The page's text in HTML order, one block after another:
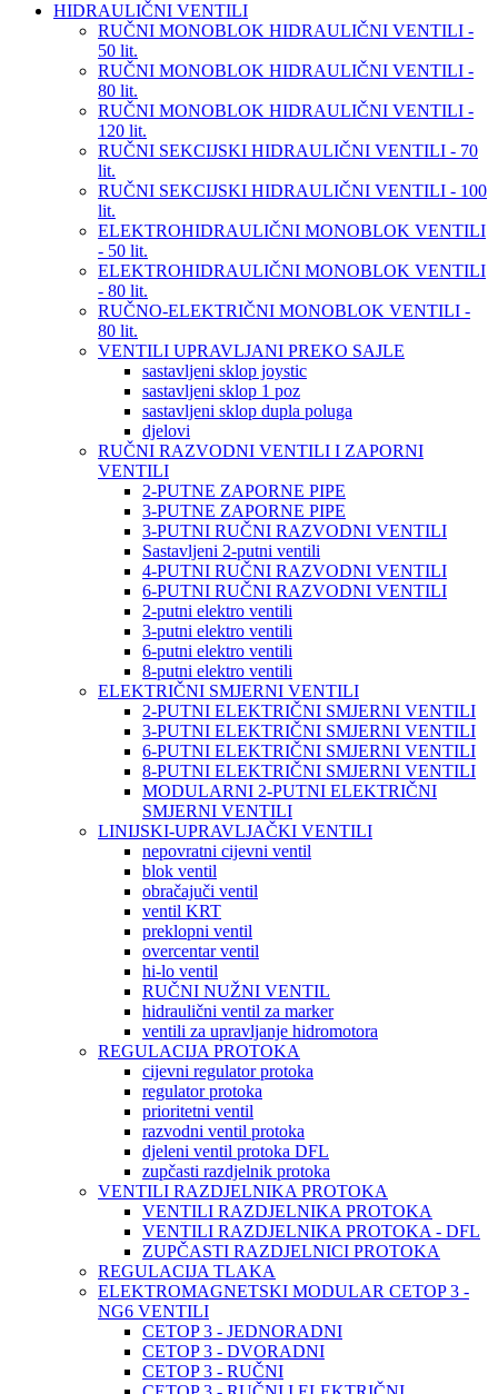
HIDRAULIČNI VENTILI
RUČNI MONOBLOK HIDRAULIČNI VENTILI -
50 lit.
RUČNI MONOBLOK HIDRAULIČNI VENTILI -
80 lit.
RUČNI MONOBLOK HIDRAULIČNI VENTILI -
120 lit.
RUČNI SEKCIJSKI HIDRAULIČNI VENTILI - 70
lit.
RUČNI SEKCIJSKI HIDRAULIČNI VENTILI - 100
lit.
ELEKTROHIDRAULIČNI MONOBLOK VENTILI
- 50 lit.
ELEKTROHIDRAULIČNI MONOBLOK VENTILI
- 80 lit.
RUČNO-ELEKTRIČNI MONOBLOK VENTILI -
80 lit.
VENTILI UPRAVLJANI PREKO SAJLE
sastavljeni sklop joystic
sastavljeni sklop 1 poz
sastavljeni sklop dupla poluga
djelovi
RUČNI RAZVODNI VENTILI I ZAPORNI
VENTILI
2-PUTNE ZAPORNE PIPE
3-PUTNE ZAPORNE PIPE
3-PUTNI RUČNI RAZVODNI VENTILI
Sastavljeni 2-putni ventili
4-PUTNI RUČNI RAZVODNI VENTILI
6-PUTNI RUČNI RAZVODNI VENTILI
2-putni elektro ventili
3-putni elektro ventili
6-putni elektro ventili
8-putni elektro ventili
ELEKTRIČNI SMJERNI VENTILI
2-PUTNI ELEKTRIČNI SMJERNI VENTILI
3-PUTNI ELEKTRIČNI SMJERNI VENTILI
6-PUTNI ELEKTRIČNI SMJERNI VENTILI
8-PUTNI ELEKTRIČNI SMJERNI VENTILI
MODULARNI 2-PUTNI ELEKTRIČNI
SMJERNI VENTILI
LINIJSKI-UPRAVLJAČKI VENTILI
nepovratni cijevni ventil
blok ventil
obračajuči ventil
ventil KRT
preklopni ventil
overcentar ventil
hi-lo ventil
RUČNI NUŽNI VENTIL
hidraulični ventil za marker
ventili za upravljanje hidromotora
REGULACIJA PROTOKA
cijevni regulator protoka
regulator protoka
prioritetni ventil
razvodni ventil protoka
djeleni ventil protoka DFL
zupčasti razdjelnik protoka
VENTILI RAZDJELNIKA PROTOKA
VENTILI RAZDJELNIKA PROTOKA
VENTILI RAZDJELNIKA PROTOKA - DFL
ZUPČASTI RAZDJELNICI PROTOKA
REGULACIJA TLAKA
ELEKTROMAGNETSKI MODULAR CETOP 3 -
NG6 VENTILI
CETOP 3 - JEDNORADNI
CETOP 3 - DVORADNI
CETOP 3 - RUČNI